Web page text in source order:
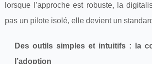
lorsque l’approche est robuste, la
pas un pilote isolé, elle devient un
Des outils simples et intuitifs : la
l’adoption